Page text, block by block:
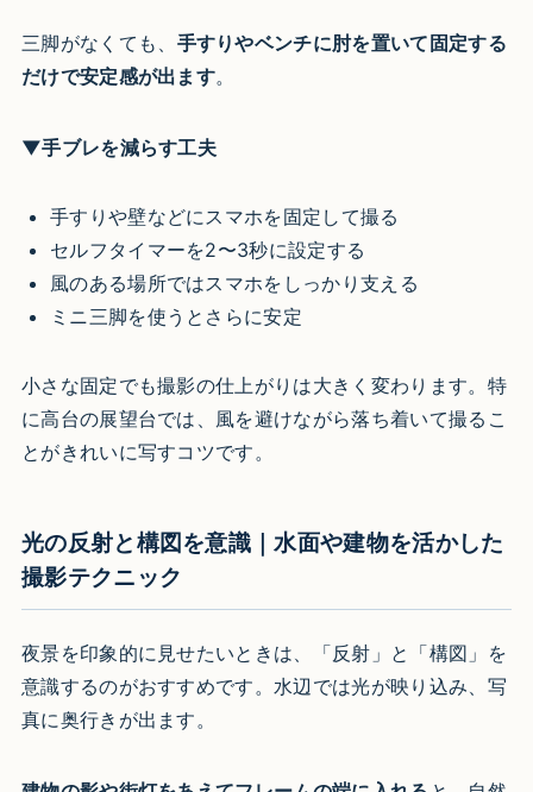
三脚がなくても、 手すりやベンチに肘を置いて固定する
だけで安定感が出ます。
▼手ブレを減らす工夫
手すりや壁などにスマホを固定して撮る
セルフタイマーを2〜3秒に設定する
風のある場所ではスマホをしっかり支える
ミニ三脚を使うとさらに安定
小さな固定でも撮影の仕上がりは大きく変わります。特
に高台の展望台では、風を避けながら落ち着いて撮るこ
とがきれいに写すコツです。
光の反射と構図を意識｜水面や建物を活かした
撮影テクニック
夜景を印象的に見せたいときは、「反射」と「構図」を
意識するのがおすすめです。水辺では光が映り込み、写
真に奥行きが出ます。